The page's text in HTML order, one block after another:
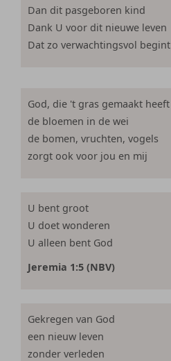
Dan dit pasgeboren kind
Dank U voor dit nieuwe leven
Dat zo verwachtingsvol begint
God, die 't gras gemaakt heeft
de bloemen in de wei
de bomen, vruchten, vogels
zorgt ook voor jou en mij
U bent groot
U doet wonderen
U alleen bent God
Jeremia 1:5 (NBV)
Gekregen van God
een nieuw leven
zonder verleden